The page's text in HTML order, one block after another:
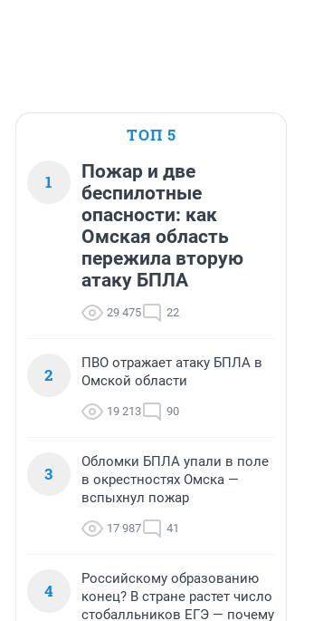
ТОП 5
1
Пожар и две
беспилотные
опасности: как
Омская область
пережила вторую
атаку БПЛА
29 475 22
2
ПВО отражает атаку БПЛА в
Омской области
19 213 90
3
Обломки БПЛА упали в поле
в окрестностях Омска —
вспыхнул пожар
17 987 41
4
Российскому образованию
конец? В стране растет число
стобалльников ЕГЭ — почему